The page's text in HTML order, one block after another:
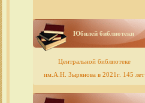
Юбилей библиотеки
Центральной библиотеке
им.А.Н. Зырянова в 2021г. 145 лет